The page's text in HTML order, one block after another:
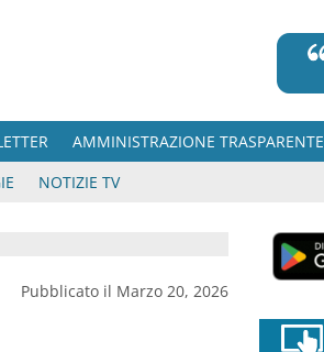
AMMINISTRAZIONE TRASPARENTE
NOTIZIE TV
Pubblicato il Marzo 20, 2026